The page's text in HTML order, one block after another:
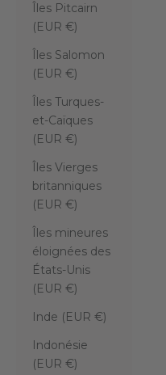
Îles Pitcairn
(EUR €)
Îles Salomon
(EUR €)
Îles Turques-
et-Caïques
(EUR €)
Îles Vierges
britanniques
(EUR €)
Îles mineures
éloignées des
États-Unis
(EUR €)
Inde (EUR €)
Indonésie
(EUR €)